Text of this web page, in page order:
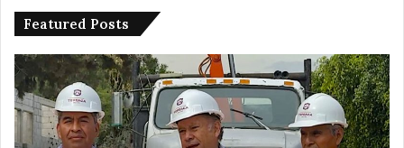
Featured Posts
Detienen
a
tres
en
acatzingo